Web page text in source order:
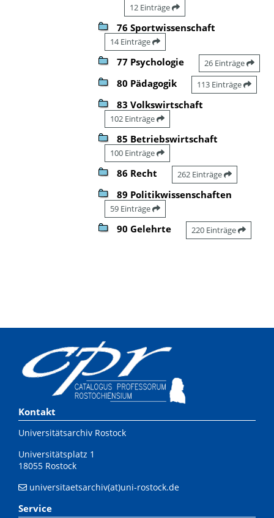
12 Einträge
76 Sportwissenschaft
14 Einträge
77 Psychologie 26 Einträge
80 Pädagogik 113 Einträge
83 Volkswirtschaft
102 Einträge
85 Betriebswirtschaft
100 Einträge
86 Recht 262 Einträge
89 Politikwissenschaften
59 Einträge
90 Gelehrte 220 Einträge
Kontakt
Universitätsarchiv Rostock
Universitätsplatz 1
18055 Rostock
universitaetsarchiv(at)uni-rostock.de
Service